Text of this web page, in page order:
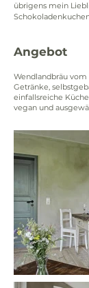
übrigens mein
Angebot
Wendlandbräu vom
Getränke,
einfallsreiche
vegan und